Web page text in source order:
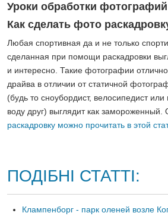
Уроки обработки фотографий
Как сделать фото
Любая спортивная да и не только
сделанная при помощи раскадровки
и интересно. Такие фотографии
драйва в отличии от статичной
(будь то сноубордист, велосипедист
воду друг) выглядит как замороженный.
раскадровку можно прочитать в этой
ПОДІБНІ СТАТТІ:
Клампенборг - парк оленей возле